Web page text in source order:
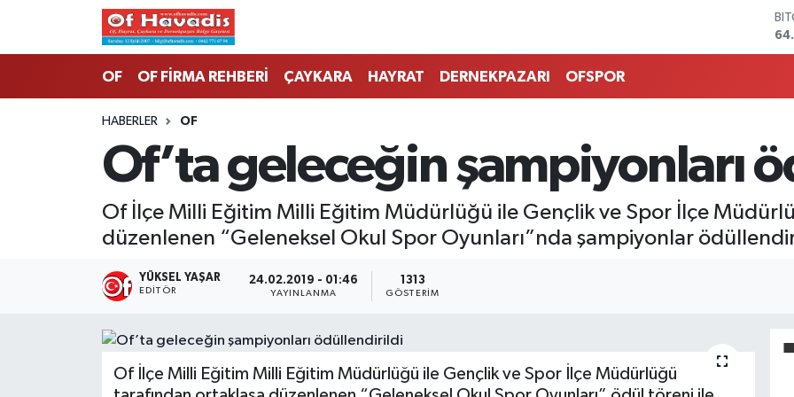
OF OF FİRMA REHBERİ ÇAYKARA HAYRAT DERNEKPAZARI OFSPOR
HABERLER OF
Of’ta geleceğin şampiyonları
Of İlçe Milli Eğitim Milli Eğitim Müdürlüğü ile Gençlik ve Spor İlçe
düzenlenen “Geleneksel Okul Spor Oyunları”nda şampiyonlar
YÜKSEL YAŞAR
EDITÖR
24.02.2019 - 01:46
YAYINLANMA
1313
GÖSTERIM
Of İlçe Milli Eğitim Milli Eğitim Müdürlüğü ile Gençlik ve Spor İlçe Müdürlüğü
Trabzon Nöbetçi Eczaneler
Trabzon Namaz Vakitleri
Trabzon Trafik Yoğunluk Haritası
Süper Lig Puan Durumu ve Fikstür
Tüm Manşetler
Son Dakika Haberleri
Haber Arşivi